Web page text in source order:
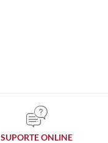
SUPORTE ONLINE